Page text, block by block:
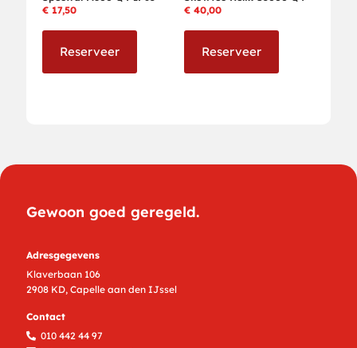
€ 17,50
Reserveer
€40,00
Reserveer
Gewoon goed geregeld.
Adresgegevens
Klaverbaan 106
2908 KD, Capelle aan den IJssel
Contact
010 442 44 97